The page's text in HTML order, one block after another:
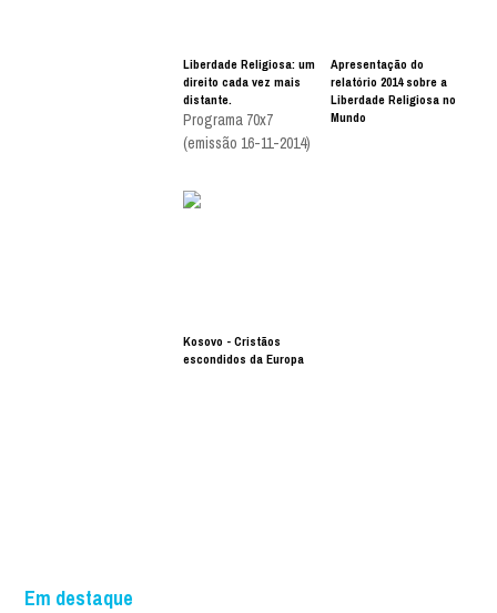
Liberdade Religiosa: um
direito cada vez mais
distante.
Programa 70x7
(emissão 16-11-2014)
Apresentação do
relatório 2014 sobre a
Liberdade Religiosa no
Mundo
Kosovo - Cristãos
escondidos da Europa
Em destaque